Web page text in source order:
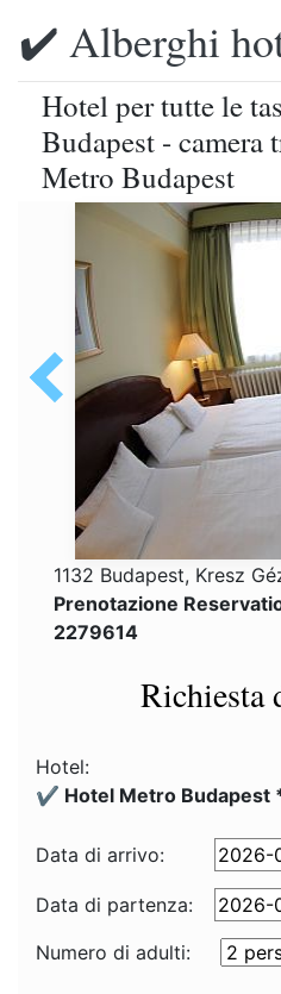
✔️ Alberghi
Hotel per tutte le
Budapest - camera
Metro Budapest
1132 Budapest, Kresz
Prenotazione
2279614
Richiesta
Hotel:
✔️ Hotel Metro Budapest
Data di arrivo:
Data di partenza:
Numero di adulti: